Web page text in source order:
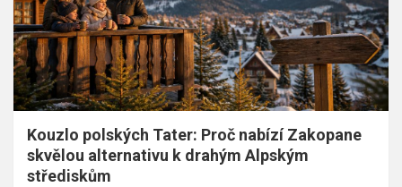
Kouzlo polských Tater: Proč nabízí Zakopane
skvělou alternativu k drahým Alpským
střediskům